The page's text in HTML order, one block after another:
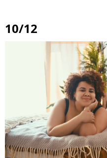
10/12